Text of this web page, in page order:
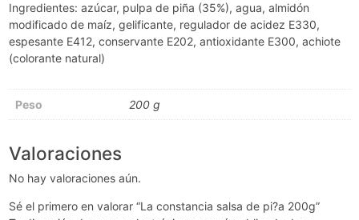
Ingredientes: azúcar, pulpa de piña (35%), agua, almidón
modificado de maíz, gelificante, regulador de acidez E330,
espesante E412, conservante E202, antioxidante E300, achiote
(colorante natural)
Peso 200 g
Valoraciones
No hay valoraciones aún.
Sé el primero en valorar “La constancia salsa de pi?a 200g”